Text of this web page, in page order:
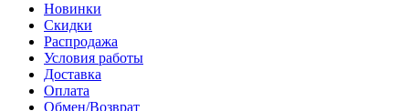
Новинки
Скидки
Распродажа
Условия работы
Доставка
Оплата
Обмен/Возврат